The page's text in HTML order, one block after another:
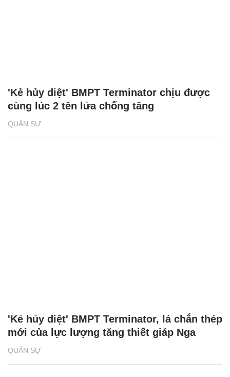
QUÂN SỰ
'Kẻ hủy diệt' BMPT Terminator chịu được
cùng lúc 2 tên lửa chống tăng
QUÂN SỰ
'Kẻ hủy diệt' BMPT Terminator, lá chắn thép
mới của lực lượng tăng thiết giáp Nga